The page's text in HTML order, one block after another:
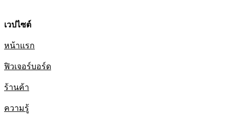
เวปไซต์
หน้าแรก
ฟิวเจอร์บอร์ด
ร้านค้า
ความรู้